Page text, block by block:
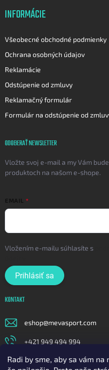
Radi by sme, aby sa vám
INFORMÁCIE
Všeobecné obchodné podmienky
Ochrana osobných údajov
Reklamácie
Odstúpenie od zmluvy
Reklamačný formulár
Formulár na odstúpenie od
ODOBERAŤ NEWSLETTER
Vložte svoj e-mail a my Vám
produktoch na našom e-shope.
EMAIL
Vložením e-mailu súhlasíte s
Prihlásiť sa
KONTAKT
eshop@mevasport.com
+421 949 494 994
https://